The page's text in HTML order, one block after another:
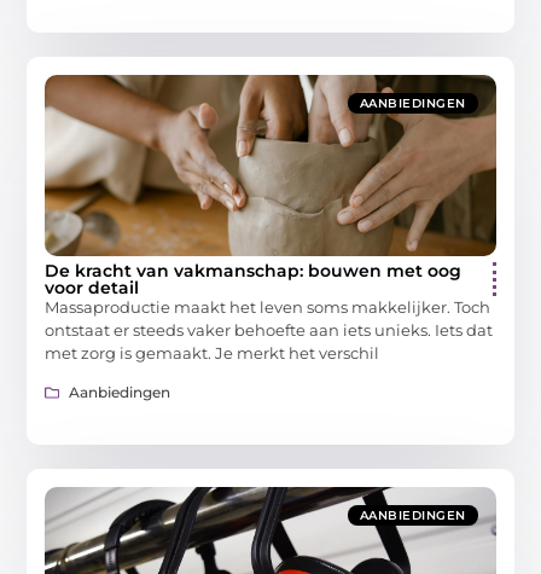
AANBIEDINGEN
De kracht van vakmanschap: bouwen met oog
voor detail
Massaproductie maakt het leven soms makkelijker. Toch
ontstaat er steeds vaker behoefte aan iets unieks. Iets dat
met zorg is gemaakt. Je merkt het verschil
Aanbiedingen
AANBIEDINGEN